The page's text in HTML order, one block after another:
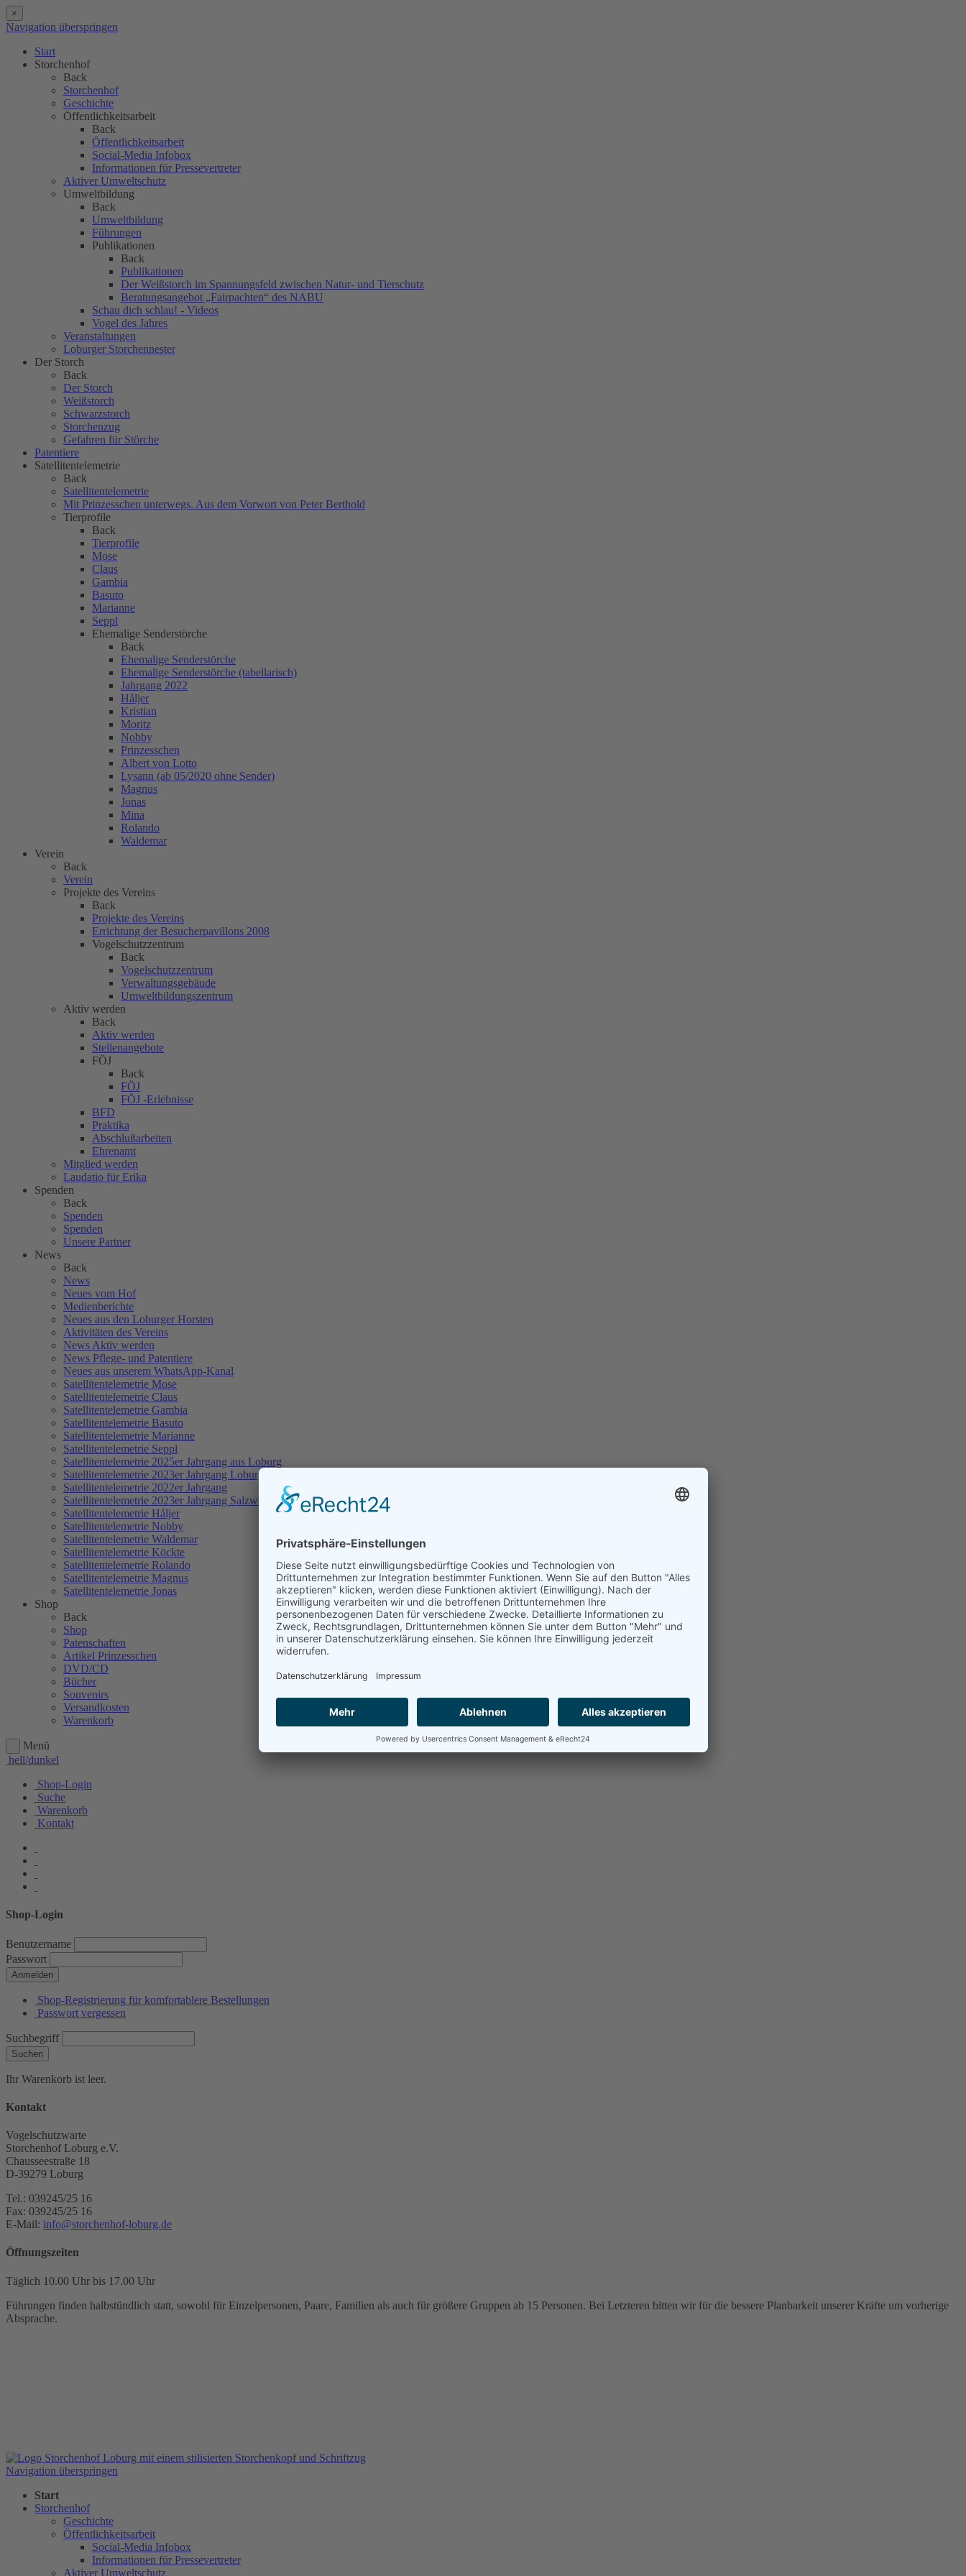
×
Navigation überspringen
Start
Storchenhof
Back
Storchenhof
Geschichte
Öffentlichkeitsarbeit
Back
Öffentlichkeitsarbeit
Social-Media Infobox
Informationen für Pressevertreter
Aktiver Umweltschutz
Umweltbildung
Back
Umweltbildung
Führungen
Publikationen
Back
Publikationen
Der Weißstorch im Spannungsfeld zwischen Natur- und Tierschutz
Beratungsangebot „Fairpachten“ des NABU
Schau dich schlau! - Videos
Vogel des Jahres
Veranstaltungen
Loburger Storchennester
Der Storch
Back
Der Storch
Weißstorch
Schwarzstorch
Storchenzug
Gefahren für Störche
Patentiere
Satellitentelemetrie
Back
Satellitentelemetrie
Mit Prinzesschen unterwegs. Aus dem Vorwort von Peter Berthold
Tierprofile
Back
Tierprofile
Mose
Claus
Gambia
Basuto
Marianne
Seppl
Ehemalige Senderstörche
Back
Ehemalige Senderstörche
Ehemalige Senderstörche (tabellarisch)
Jahrgang 2022
Håljer
Kristian
Moritz
Nobby
Prinzesschen
Albert von Lotto
Lysann (ab 05/2020 ohne Sender)
Magnus
Jonas
Mina
Rolando
Waldemar
Verein
Back
Verein
Projekte des Vereins
Back
Projekte des Vereins
Errichtung der Besucherpavillons 2008
Vogelschutzzentrum
Back
Vogelschutzzentrum
Verwaltungsgebäude
Umweltbildungszentrum
Aktiv werden
Back
Aktiv werden
Stellenangebote
FÖJ
Back
FÖJ
FÖJ -Erlebnisse
BFD
Praktika
Abschlußarbeiten
Ehrenamt
Mitglied werden
Laudatio für Erika
Spenden
Back
Spenden
Spenden
Unsere Partner
News
Back
News
Neues vom Hof
Medienberichte
Neues aus den Loburger Horsten
Aktivitäten des Vereins
News Aktiv werden
News Pflege- und Patentiere
Neues aus unserem WhatsApp-Kanal
Satellitentelemetrie Mose
Satellitentelemetrie Claus
Satellitentelemetrie Gambia
Satellitentelemetrie Basuto
Satellitentelemetrie Marianne
Satellitentelemetrie Seppl
Satellitentelemetrie 2025er Jahrgang aus Loburg
Satellitentelemetrie 2023er Jahrgang Loburg
Satellitentelemetrie 2022er Jahrgang
Satellitentelemetrie 2023er Jahrgang Salzwedel
Satellitentelemetrie Håljer
Satellitentelemetrie Nobby
Satellitentelemetrie Waldemar
Satellitentelemetrie Köckte
Satellitentelemetrie Rolando
Satellitentelemetrie Magnus
Satellitentelemetrie Jonas
Shop
Back
Shop
Patenschaften
Artikel Prinzesschen
DVD/CD
Bücher
Souvenirs
Versandkosten
Warenkorb
Menü
hell/dunkel
Shop-Login
Suche
Warenkorb
Kontakt
Shop-Login
Benutzername
Passwort
Anmelden
Shop-Registrierung für komfortablere Bestellungen
Passwort vergessen
Suchbegriff
Suchen
Ihr Warenkorb ist leer.
Kontakt
Vogelschutzwarte
Storchenhof Loburg e.V.
Chausseestraße 18
D-39279 Loburg
Tel.: 039245/25 16
Fax: 039245/25 16
E-Mail: info@storchenhof-loburg.de
Öffnungszeiten
Täglich 10.00 Uhr bis 17.00 Uhr
Führungen finden halbstündlich statt, sowohl für Einzelpersonen, Paare, Familien als auch für größere Gruppen ab 15 Personen. Bei Letzteren bitten wir für die bessere Planbarkeit unserer Kräfte um vorherige
Absprache.
Navigation überspringen
Start
Storchenhof
Geschichte
Öffentlichkeitsarbeit
Social-Media Infobox
Informationen für Pressevertreter
Aktiver Umweltschutz